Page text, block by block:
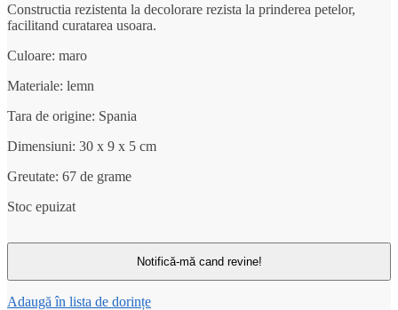
Constructia rezistenta la decolorare rezista la prinderea petelor,
facilitand curatarea usoara.
Culoare: maro
Materiale: lemn
Tara de origine: Spania
Dimensiuni: 30 x 9 x 5 cm
Greutate: 67 de grame
Stoc epuizat
Adaugă în lista de dorințe